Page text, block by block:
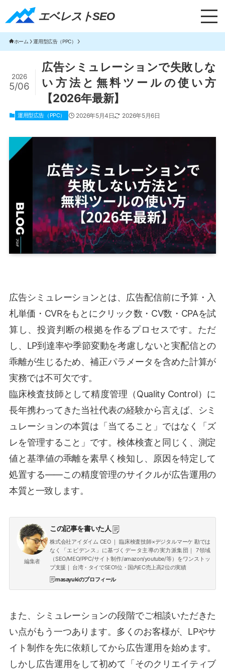
エベレストSEO
エベレストSEO｜TOP
ホーム 運用型広告（PPC）
広告シミュレーションで失敗しな
い方法と無料ツールの使い方
【2026年最新】
2026
5/06
運用型広告（PPC） 2026年5月4日 2026年5月6日
広告シミュレーションとは、広告配信前に予算・入
札単価・CVRをもとにクリック数・CV数・CPAを試
算し、投資判断の根拠を作るプロセスです。ただ
し、LP到達率や季節変動を考慮しないと実配信との
乖離が生じるため、補正パラメータを含めた計算が
実務では不可欠です。
臨床検査技師として精度管理（Quality Control）に
長年携わってきた当社代表の経験から言えば、シミ
ュレーションの本質は「当てること」ではなく「ズ
レを管理すること」です。検体検査と同じく、測定
値と基準値の乖離を素早く検知し、原因を特定して
処置する——この精度管理のサイクルが広告運用の
本質と一致します。
編集者
この記事を書いた人
株式会社アイダイム CEO ｜ 臨床検査技師×デジタルマーケ 勘では
なく「エビデンス」に基づくデータ主導の実力派集団｜ 7領域
（SEO/MEO/PPC/サイト制作/amazon/youtube/等）をワンストッ
プ支援｜ 台湾・タイでSEO1位・国内EC売上高2位の実績
masayukiのプロフィール
また、シミュレーションの段階でご相談いただきた
い点がもう一つあります。多くのお客様が、LPやサ
イト制作を先に依頼してから広告運用を始めます。
しかし広告運用をして初めて「そのクリエイティブ